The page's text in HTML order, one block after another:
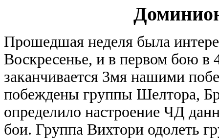
Прошедшая неделя была
Воскресенье, и в первом бою в
заканчивается 3мя нашими
побеждены группы Шелтора,
определило настроение ЧД
бои. Группа Вихтори одолеть